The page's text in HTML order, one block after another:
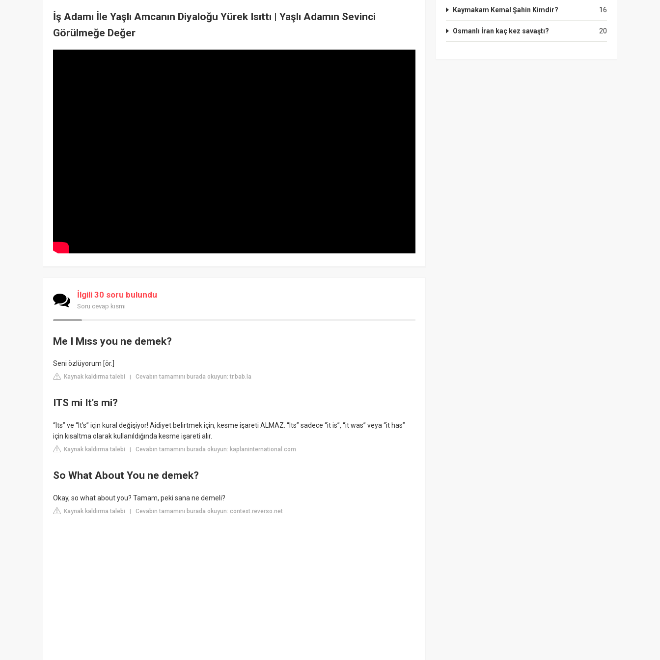
İş Adamı İle Yaşlı Amcanın Diyaloğu Yürek Isıttı | Yaşlı Adamın Sevinci
Görülmeğe Değer
İlgili 30 soru bulundu
Soru cevap kısmı
Me I Mıss you ne demek?
Seni özlüyorum [ör.]
Kaynak kaldırma talebi | Cevabın tamamını burada okuyun: tr.bab.la
ITS mi It's mi?
“Its” ve “It's” için kural değişiyor! Aidiyet belirtmek için, kesme işareti ALMAZ. “Its” sadece “it is”, “it was” veya “it has”
için kısaltma olarak kullanıldığında kesme işareti alır.
Kaynak kaldırma talebi | Cevabın tamamını burada okuyun: kaplaninternational.com
So What About You ne demek?
Okay, so what about you? Tamam, peki sana ne demeli?
Kaynak kaldırma talebi | Cevabın tamamını burada okuyun: context.reverso.net
16
Kaymakam Kemal Şahin Kimdir?
20
Osmanlı İran kaç kez savaştı?